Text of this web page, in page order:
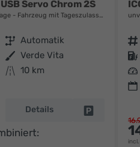
Servo Chrom 2S
Fahrzeug mit Tageszulassung
Getriebe Automatik
Außenfarbe Verde Vita
Kilometerstand 10 km
Details
Fahrzeugnr.
Kraftstoff
Leistung